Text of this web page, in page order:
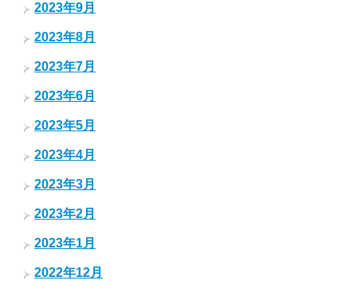
2023年9月
2023年8月
2023年7月
2023年6月
2023年5月
2023年4月
2023年3月
2023年2月
2023年1月
2022年12月